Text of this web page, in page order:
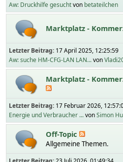
Aw: Druckhilfe gesuchtvon betateilchen
Marktplatz -
Letzter Beitrag: 17 April 2025, 12:25:59
Aw: suche HM-CFG-LAN LAN...von
Marktplatz -
Letzter Beitrag: 17 Februar 2026,
Energie und Verbraucher ...vonSimon
Off-Topic
Allgemeine Themen.